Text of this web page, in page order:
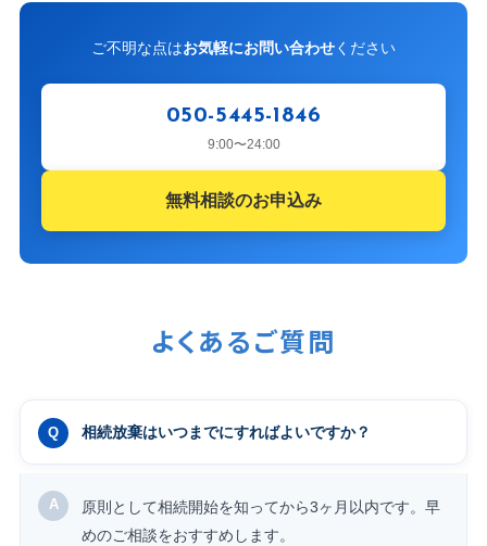
ご不明な点はお気軽にお問い合わせください
050-5445-1846
9:00〜24:00
無料相談のお申込み
よくあるご質問
相続放棄はいつまでにすればよいですか？
原則として相続開始を知ってから3ヶ月以内です。早
めのご相談をおすすめします。